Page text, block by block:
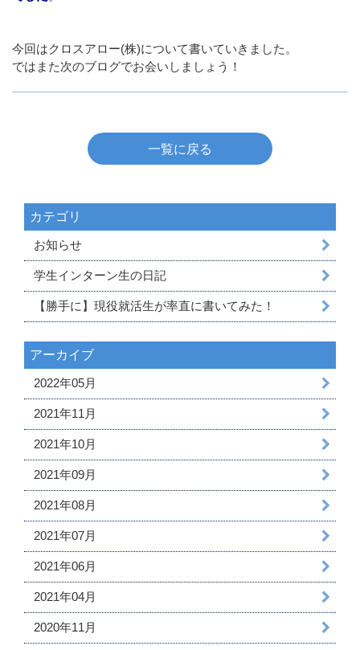
カテゴリ
お知らせ
学生インターン生の日記
【勝手に】現役就活生が率直に書いてみた！
アーカイブ
2022年05月
2021年11月
2021年10月
2021年09月
2021年08月
2021年07月
2021年06月
2021年04月
2020年11月
今回はクロスアロー(株)について書いていきました。
ではまた次のブログでお会いしましょう！
一覧に戻る